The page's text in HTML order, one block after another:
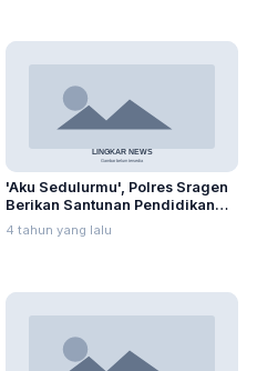
'Aku Sedulurmu', Polres Sragen
Berikan Santunan Pendidikan
Anak Yatim Piatu
4 tahun yang lalu